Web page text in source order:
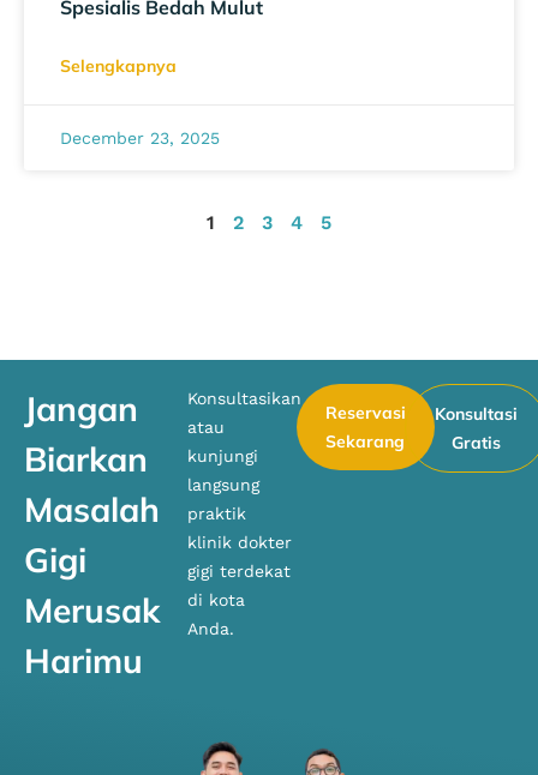
Spesialis Bedah Mulut
Selengkapnya
December 23, 2025
1 2 3 4 5
Jangan
Biarkan
Masalah
Gigi
Merusak
Harimu
Konsultasikan
atau
kunjungi
langsung
praktik
klinik dokter
gigi terdekat
di kota
Anda.
Reservasi
Sekarang
Konsultasi
Gratis